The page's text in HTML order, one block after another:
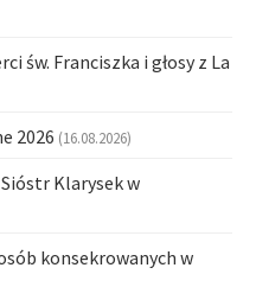
św. Franciszka i głosy z La
2026 (16.08.2026)
Klarysek w
konsekrowanych w